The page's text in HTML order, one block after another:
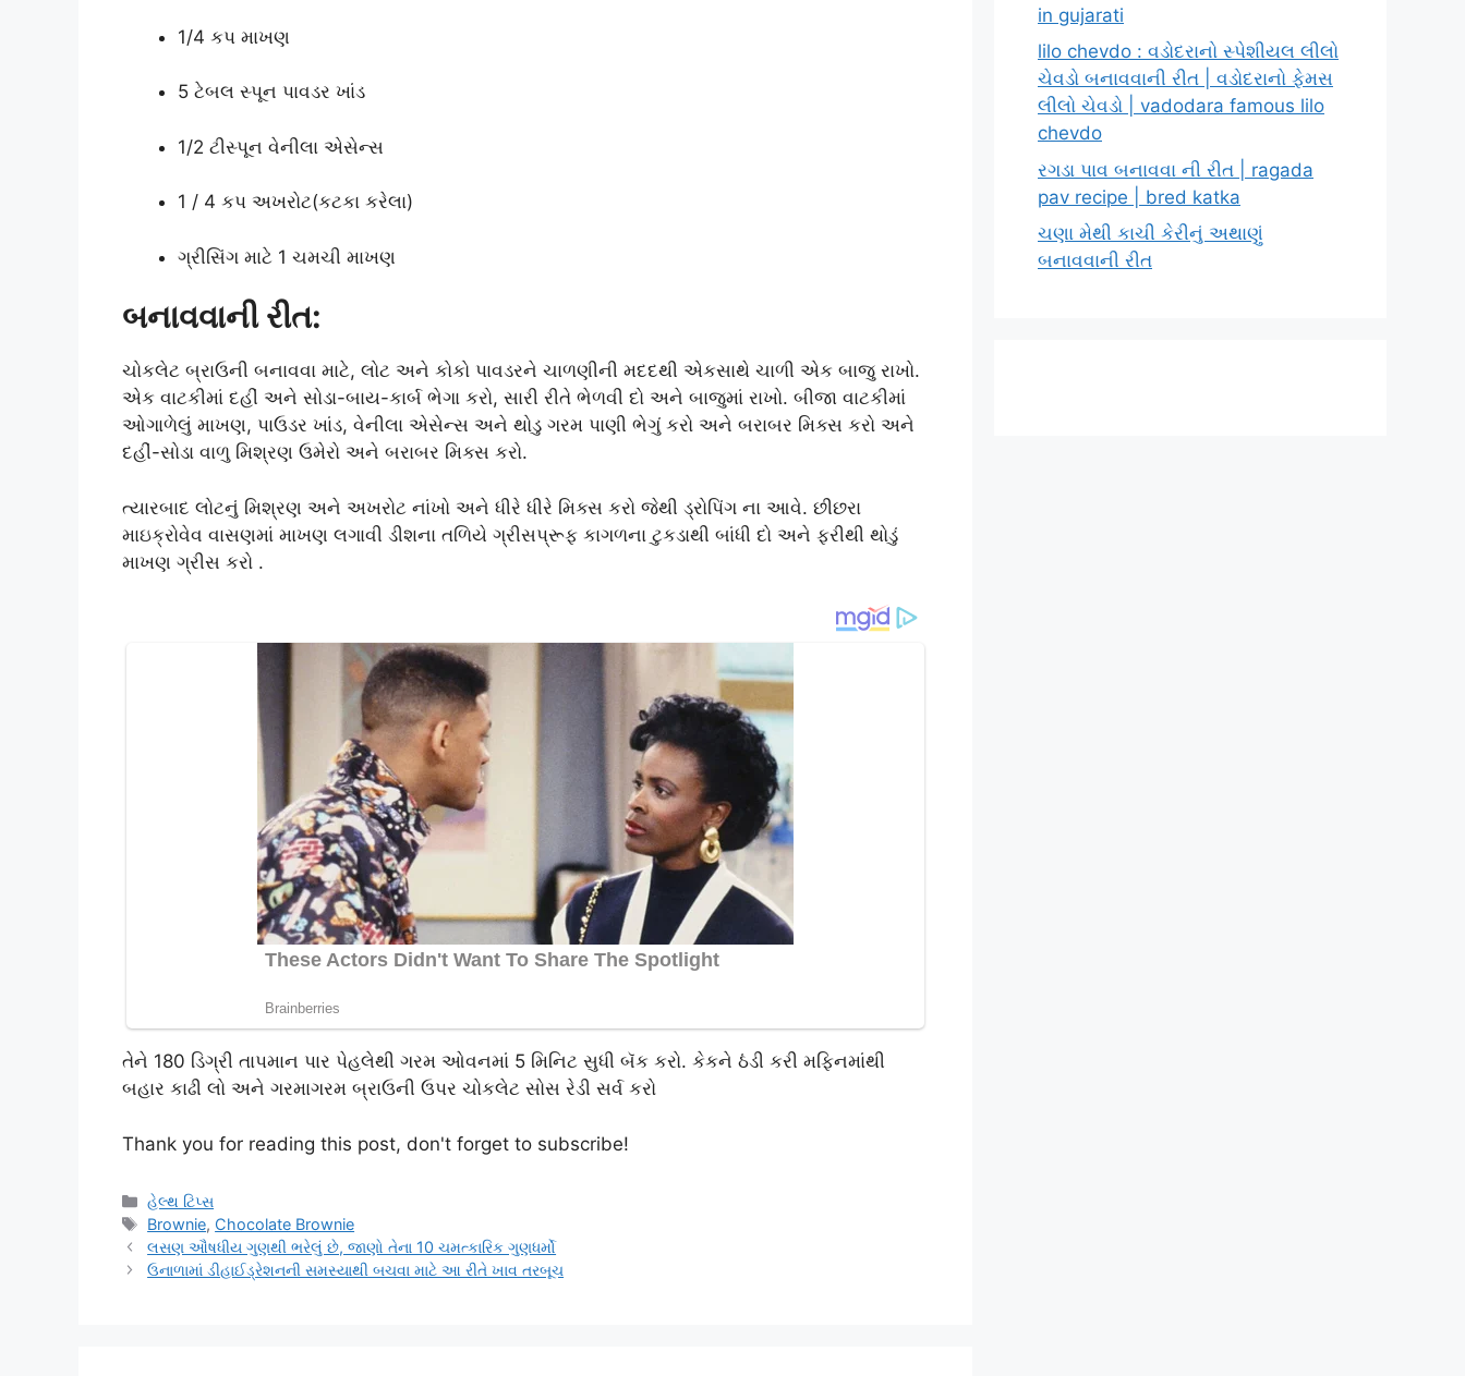
1/4 કપ માખણ
5 ટેબલ સ્પૂન પાવડર ખાંડ
1/2 ટીસ્પૂન વેનીલા એસેન્સ
1 / 4 કપ અખરોટ(કટકા કરેલા)
ગ્રીસિંગ માટે 1 ચમચી માખણ
બનાવવાની રીત:
ચોકલેટ બ્રાઉની બનાવવા માટે, લોટ અને કોકો પાવડરને ચાળણીની મદદથી એકસાથે ચાળી એક બાજુ રાખો.
એક વાટકીમાં દહીં અને સોડા-બાય-કાર્બ ભેગા કરો, સારી રીતે ભેળવી દો અને બાજુમાં રાખો. બીજા વાટકીમાં
ઓગાળેલું માખણ, પાઉડર ખાંડ, વેનીલા એસેન્સ અને થોડુ ગરમ પાણી ભેગું કરો અને બરાબર મિક્સ કરો અને
દહીં-સોડા વાળુ મિશ્રણ ઉમેરો અને બરાબર મિક્સ કરો.
ત્યારબાદ લોટનું મિશ્રણ અને અખરોટ નાંખો અને ધીરે ધીરે મિક્સ કરો જેથી ડ્રોપિંગ ના આવે. છીછરા
માઇક્રોવેવ વાસણમાં માખણ લગાવી ડીશના તળિયે ગ્રીસપ્રૂફ કાગળના ટુકડાથી બાંધી દો અને ફરીથી થોડું
માખણ ગ્રીસ કરો .
તેને 180 ડિગ્રી તાપમાન પાર પેહલેથી ગરમ ઓવનમાં 5 મિનિટ સુધી બૅક કરો. કેકને ઠંડી કરી મફિનમાંથી
બહાર કાઢી લો અને ગરમાગરમ બ્રાઉની ઉપર ચોકલેટ સોસ રેડી સર્વ કરો
Thank you for reading this post, don't forget to subscribe!
Categories
હેલ્થ ટિપ્સ
Tags
Brownie, Chocolate Brownie
લસણ ઔષધીય ગુણથી ભરેલું છે, જાણો તેના 10 ચમત્કારિક ગુણધર્મો
ઉનાળામાં ડીહાઈડ્રેશનની સમસ્યાથી બચવા માટે આ રીતે ખાવ તરબૂચ
in gujarati
lilo chevdo : વડોદરાનો સ્પેશીયલ લીલો
ચેવડો બનાવવાની રીત | વડોદરાનો ફેમસ
લીલો ચેવડો | vadodara famous lilo
chevdo
રગડા પાવ બનાવવા ની રીત | ragada
pav recipe | bred katka
ચણા મેથી કાચી કેરીનું અથાણું
બનાવવાની રીત